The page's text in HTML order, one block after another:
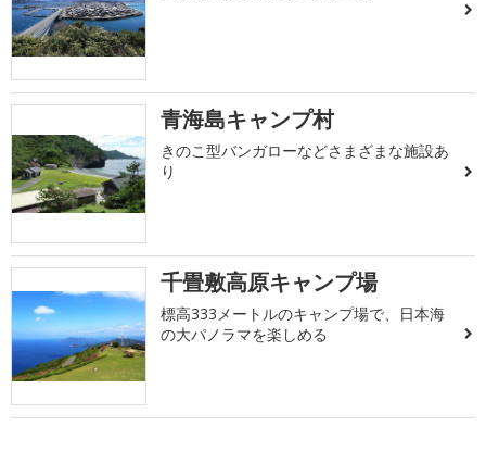
青海島キャンプ村
きのこ型バンガローなどさまざまな施設あ
り
千畳敷高原キャンプ場
標高333メートルのキャンプ場で、日本海
の大パノラマを楽しめる